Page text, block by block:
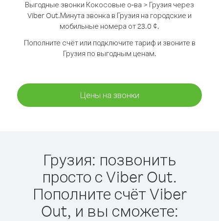
Выгодные звонки Кокосовые о-ва > Грузия через
Viber Out.Минута звонка в Грузия на городские и
мобильные номера от 23.0 ¢.
Пополните счёт или подключите тариф и звоните в
Грузия по выгодным ценам.
Цены на звонки
Грузия: позвонить
просто с Viber Out.
Пополните счёт Viber
Out, и вы сможете: